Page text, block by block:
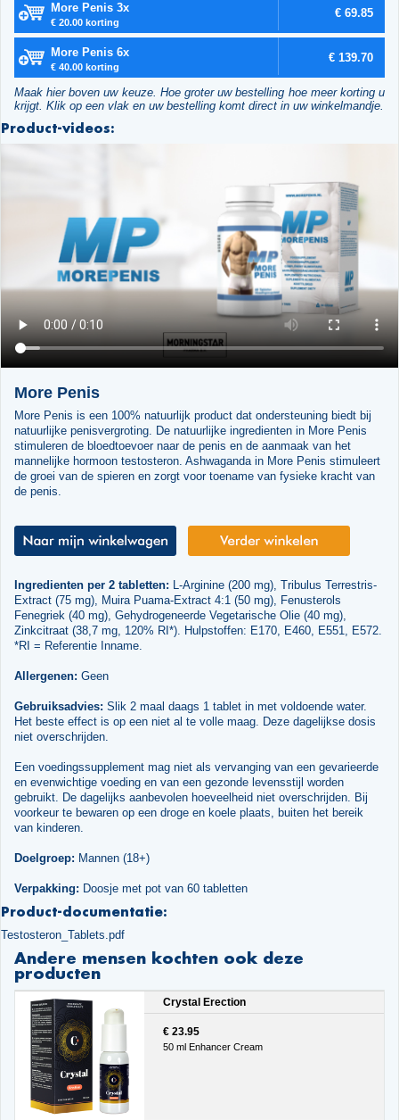
More Penis 3x
€ 20.00 korting
€ 69.85
More Penis 6x
€ 40.00 korting
€ 139.70
Maak hier boven uw keuze. Hoe groter uw bestelling hoe meer korting u
krijgt. Klik op een vlak en uw bestelling komt direct in uw winkelmandje.
Product-videos:
More Penis
More Penis is een 100% natuurlijk product dat ondersteuning biedt bij
natuurlijke penisvergroting. De natuurlijke ingredienten in More Penis
stimuleren de bloedtoevoer naar de penis en de aanmaak van het
mannelijke hormoon testosteron. Ashwaganda in More Penis stimuleert
de groei van de spieren en zorgt voor toename van fysieke kracht van
de penis.
Ingredienten per 2 tabletten: L-Arginine (200 mg), Tribulus Terrestris-
Extract (75 mg), Muira Puama-Extract 4:1 (50 mg), Fenusterols
Fenegriek (40 mg), Gehydrogeneerde Vegetarische Olie (40 mg),
Zinkcitraat (38,7 mg, 120% RI*). Hulpstoffen: E170, E460, E551, E572.
*RI = Referentie Inname.
Allergenen: Geen
Gebruiksadvies: Slik 2 maal daags 1 tablet in met voldoende water.
Het beste effect is op een niet al te volle maag. Deze dagelijkse dosis
niet overschrijden.
Een voedingssupplement mag niet als vervanging van een gevarieerde
en evenwichtige voeding en van een gezonde levensstijl worden
gebruikt. De dagelijks aanbevolen hoeveelheid niet overschrijden. Bij
voorkeur te bewaren op een droge en koele plaats, buiten het bereik
van kinderen.
Doelgroep: Mannen (18+)
Verpakking: Doosje met pot van 60 tabletten
Product-documentatie:
Testosteron_Tablets.pdf
Andere mensen kochten ook deze
producten
Crystal Erection
€ 23.95
50 ml Enhancer Cream